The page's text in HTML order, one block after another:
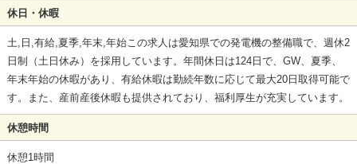
休日・休暇
土,日,有給,夏季,年末,年始この求人は愛知県での発電機の整備職で、週休2
日制（土日休み）を採用しています。年間休日は124日で、GW、夏季、
年末年始の休暇があり、有給休暇は勤続年数に応じて最大20日取得可能で
す。また、産前産後休暇も提供されており、福利厚生が充実しています。
休憩時間
休憩1時間